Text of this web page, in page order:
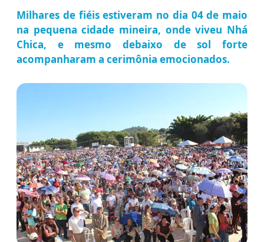
Milhares de fiéis estiveram no dia 04 de maio
na pequena cidade mineira, onde viveu Nhá
Chica, e mesmo debaixo de sol forte
acompanharam a cerimônia emocionados.